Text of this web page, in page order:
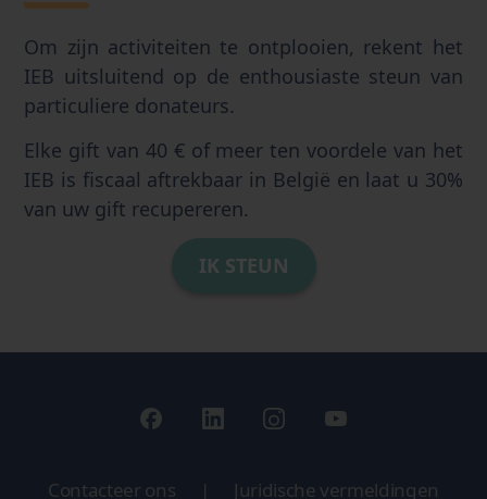
Om zijn activiteiten te ontplooien, rekent het
IEB uitsluitend op de enthousiaste steun van
particuliere donateurs.
Elke gift van 40 € of meer ten voordele van het
IEB is fiscaal aftrekbaar in België en laat u 30%
van uw gift recupereren.
IK STEUN
Contacteer ons | Juridische vermeldingen